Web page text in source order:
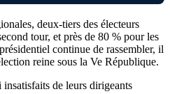
deux-tiers des électeurs
tour, et près de 80 % pour les
continue de rassembler, il
reine sous la Ve République.
de leurs dirigeants